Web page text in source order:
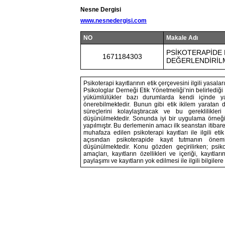
Nesne Dergisi
www.nesnedergisi.com
NO Makale Adı
1671184303
Psikoterapi kayıtlarının etik çerçevesini ilgili
Psikologlar Derneği Etik Yönetmeliği’nin
yükümlülükler bazı durumlarda kendi içinde
önerebilmektedir. Bunun gibi etik ikilem yaratan
süreçlerini kolaylaştıracak ve bu
düşünülmektedir. Sonunda iyi bir uygulama
yapılmıştır. Bu derlemenin amacı ilk seanstan
muhafaza edilen psikoterapi kayıtları ile ilgili
açısından psikoterapide kayıt tutmanın
düşünülmektedir. Konu gözden geçirilirken;
amaçları, kayıtların özellikleri ve içeriği,
paylaşımı ve kayıtların yok edilmesi ile ilgili